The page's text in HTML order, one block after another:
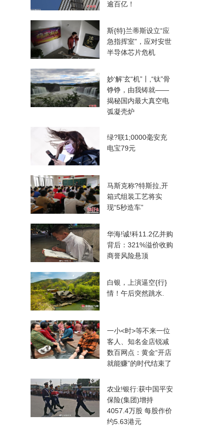
逾百亿！
斯{特}兰蒂斯设立“应
急指挥室”，应对安世
半导体芯片危机
妙‘解’玄“机”丨,“钛”骨
铮铮，由我铸就——
揭秘国内最大真空电
弧凝壳炉
绿?联1;0000毫安充
电宝79元
马斯克称?特斯拉,开
箱式组装工艺将实
现“5秒造车”
华海!诚!科11.2亿并购
背后：321%溢价收购
商誉风险悬顶
白银，上演逼空{行}
情！午后突然跳水.
一小<时>等不来一位
客人、知名金店锐减
数百网点：黄金“开店
就能赚”的时代结束了
农业!银行:获中国平安
保险(集团)增持
4057.4万股 每股作价
约5.63港元